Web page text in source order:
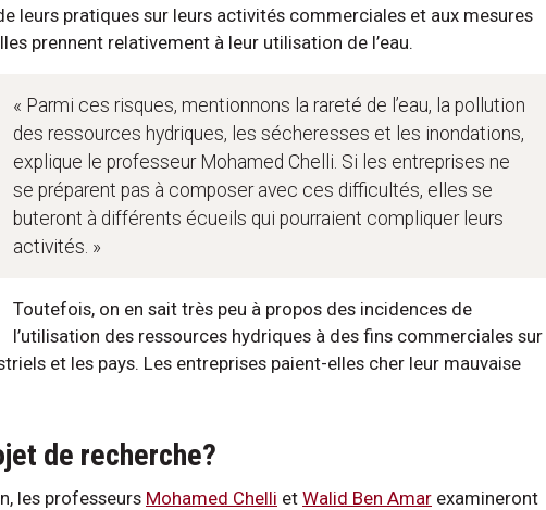
leurs pratiques sur leurs activités commerciales et aux mesures
prennent relativement à leur utilisation de l’eau.
« Parmi ces risques, mentionnons la rareté de l’eau, la pollution
des ressources hydriques, les sécheresses et les inondations,
explique le professeur Mohamed Chelli. Si les entreprises ne
se préparent pas à composer avec ces difficultés, elles se
buteront à différents écueils qui pourraient compliquer leurs
activités. »
Toutefois, on en sait très peu à propos des incidences de
l’utilisation des ressources hydriques à des fins commerciales sur
et les pays. Les entreprises paient-elles cher leur mauvaise
de recherche?
les professeurs Mohamed Chelli et Walid Ben Amar examineront